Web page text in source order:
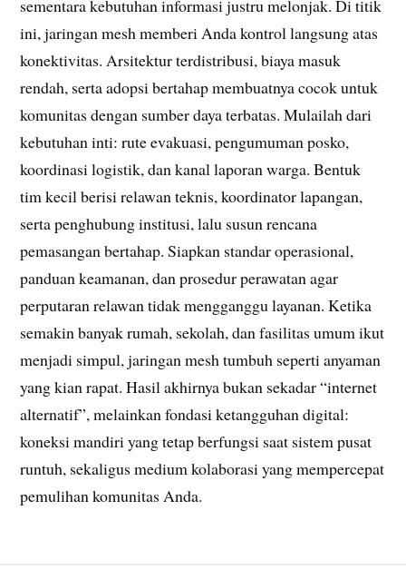
sementara kebutuhan informasi justru melonjak. Di titik
ini, jaringan mesh memberi Anda kontrol langsung atas
konektivitas. Arsitektur terdistribusi, biaya masuk
rendah, serta adopsi bertahap membuatnya cocok untuk
komunitas dengan sumber daya terbatas. Mulailah dari
kebutuhan inti: rute evakuasi, pengumuman posko,
koordinasi logistik, dan kanal laporan warga. Bentuk
tim kecil berisi relawan teknis, koordinator lapangan,
serta penghubung institusi, lalu susun rencana
pemasangan bertahap. Siapkan standar operasional,
panduan keamanan, dan prosedur perawatan agar
perputaran relawan tidak mengganggu layanan. Ketika
semakin banyak rumah, sekolah, dan fasilitas umum ikut
menjadi simpul, jaringan mesh tumbuh seperti anyaman
yang kian rapat. Hasil akhirnya bukan sekadar “internet
alternatif”, melainkan fondasi ketangguhan digital:
koneksi mandiri yang tetap berfungsi saat sistem pusat
runtuh, sekaligus medium kolaborasi yang mempercepat
pemulihan komunitas Anda.